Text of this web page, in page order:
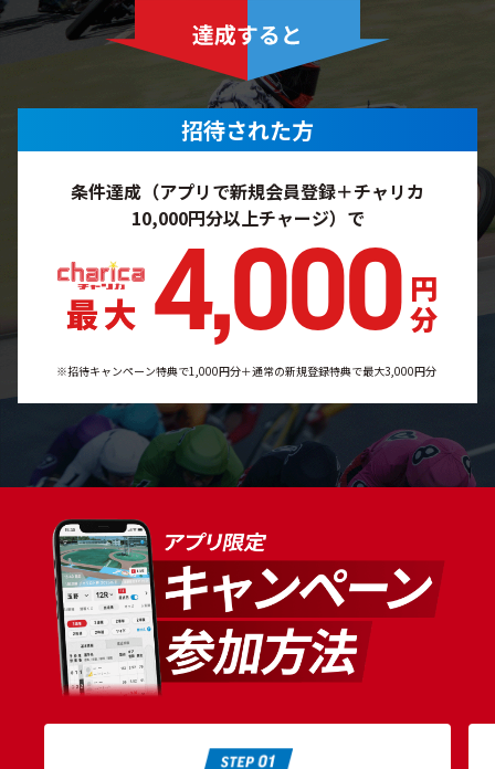
招待された方
条件達成（アプリで新規会員登録＋チャリカ
10,000円分以上チャージ）で
4,000円分
※招待キャンペーン特典で1,000円分＋通常の新規登録特典で最大3,000円分